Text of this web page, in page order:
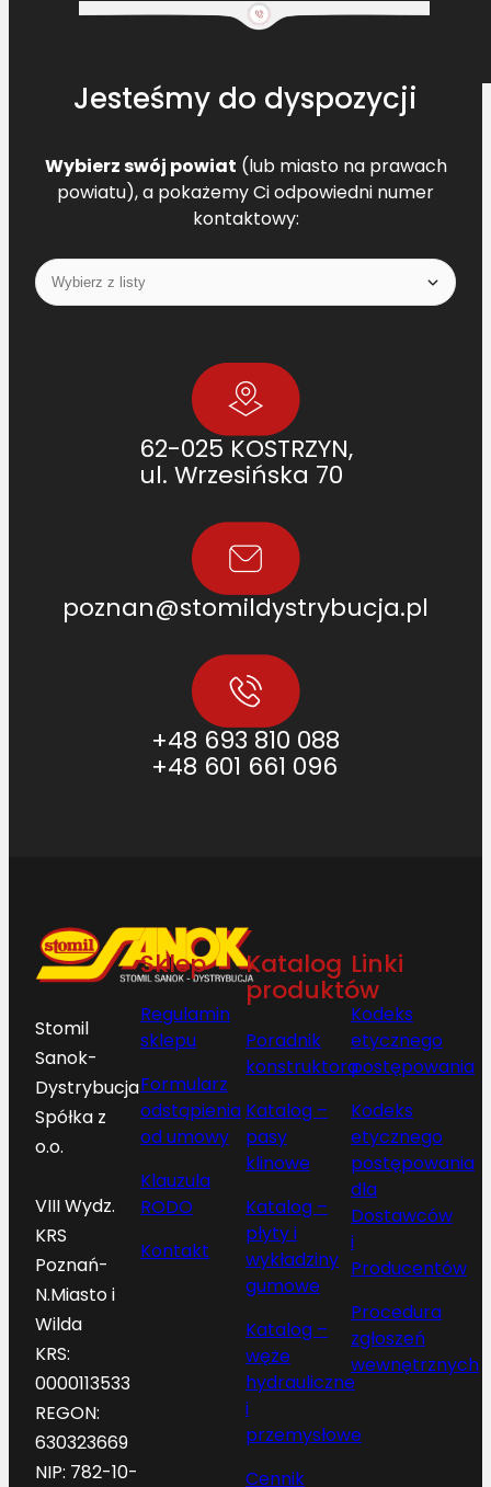
Jesteśmy do dyspozycji
Wybierz swój powiat (lub miasto na prawach
powiatu), a pokażemy Ci odpowiedni numer
kontaktowy:
62-025 KOSTRZYN,
ul. Wrzesińska 70
poznan@stomildystrybucja.pl
+48 693 810 088
+48 601 661 096
Stomil
Sanok-
Dystrybucja
Spółka z
o.o.
VIII Wydz.
KRS
Poznań-
N.Miasto i
Wilda
KRS:
0000113533
REGON:
630323669
NIP: 782-10-
Sklep
Regulamin
sklepu
Formularz
odstąpienia
od umowy
Klauzula
RODO
Kontakt
Katalog
produktów
Poradnik
konstruktora
Katalog –
pasy
klinowe
Katalog –
płyty i
wykładziny
gumowe
Katalog –
węże
hydrauliczne
i
przemysłowe
Cennik
Linki
Kodeks
etycznego
postępowania
Kodeks
etycznego
postępowania
dla
Dostawców
i
Producentów
Procedura
zgłoszeń
wewnętrznych